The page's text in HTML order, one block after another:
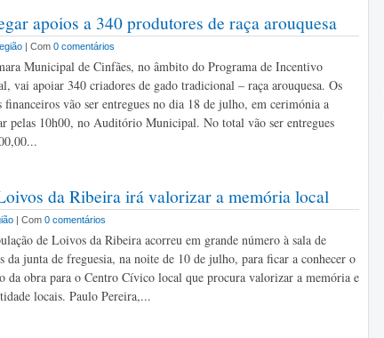
apoios a 340 produtores de raça arouquesa
| Com 0 comentários
Municipal de Cinfães, no âmbito do Programa de Incentivo
vai apoiar 340 criadores de gado tradicional – raça arouquesa. Os
financeiros vão ser entregues no dia 18 de julho, em cerimónia a
pelas 10h00, no Auditório Municipal. No total vão ser entregues
da Ribeira irá valorizar a memória local
| Com 0 comentários
de Loivos da Ribeira acorreu em grande número à sala de
da junta de freguesia, na noite de 10 de julho, para ficar a conhecer o
da obra para o Centro Cívico local que procura valorizar a memória e
locais. Paulo Pereira,...